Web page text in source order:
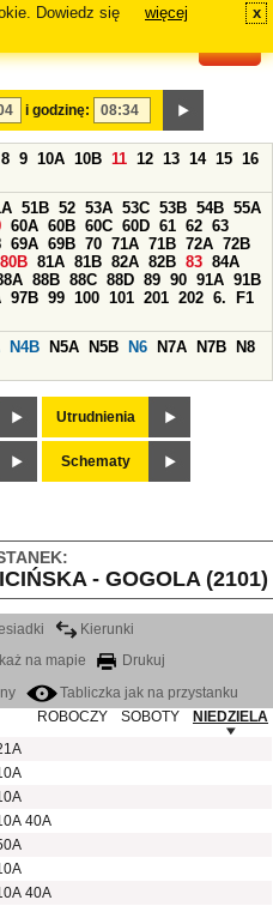
Dowiedz się
więcej x
i godzinę:
8 9 10A 10B 11 12 13 14 15 16
51B 52 53A 53C 53B 54B 55A
60A 60B 60C 60D 61 62 63
69A 69B 70 71A 71B 72A 72B
80B 81A 81B 82A 82B 83 84A
88B 88C 88D 89 90 91A 91B
97B 99 100 101 201 202 6.
F1
N4B N5A N5B N6 N7A N7B
N8
Utrudnienia
Schematy
- GOGOLA (2101)
Kierunki
na mapie
Drukuj
Tabliczka jak na przystanku
ROBOCZY
SOBOTY
NIEDZIELA
40A
40A